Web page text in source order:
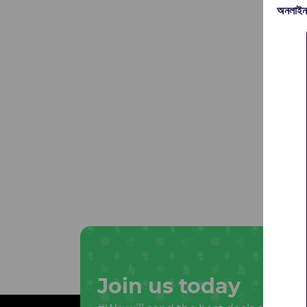
Join us today